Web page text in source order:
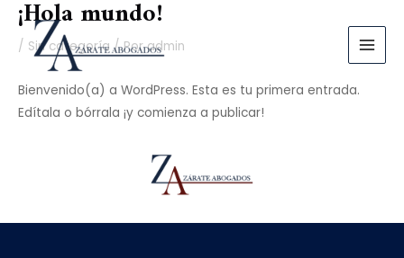
contenido
¡Hola mundo!
/ Sin categoría / Poradmin
Bienvenido(a) a WordPress. Esta es tu primera entrada.
Edítala o bórrala ¡y comienza a publicar!